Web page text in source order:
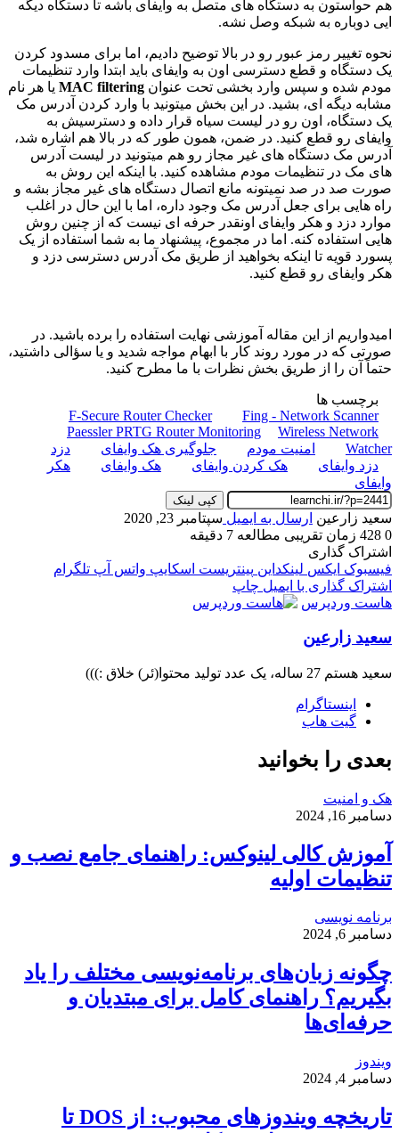
هم حواستون به دستگاه های متصل به وایفای باشه تا دستگاه دیگه
ایی دوباره به شبکه وصل نشه.
نحوه تغییر رمز عبور رو در بالا توضیح دادیم، اما برای مسدود کردن
یک دستگاه و قطع دسترسی اون به وایفای باید ابتدا وارد تنظیمات
مودم شده و سپس وارد بخشی تحت عنوان MAC filtering یا هر نام
مشابه دیگه ای، بشید. در این بخش میتونید با وارد کردن آدرس مک
یک دستگاه، اون رو در لیست سیاه قرار داده و دسترسیش به
وایفای رو قطع کنید. در ضمن، همون طور که در بالا هم اشاره شد،
آدرس مک دستگاه های غیر مجاز رو هم میتونید در لیست آدرس
های مک در تنظیمات مودم مشاهده کنید. با اینکه این روش به
صورت صد در صد نمیتونه مانع اتصال دستگاه های غیر مجاز بشه و
راه هایی برای جعل آدرس مک وجود داره، اما با این حال در اغلب
موارد دزد و هکر وایفای اونقدر حرفه ای نیست که از چنین روش
هایی استفاده کنه. اما در مجموع، پیشنهاد ما به شما استفاده از یک
پسورد قویه تا اینکه بخواهید از طریق مک آدرس دسترسی دزد و
هکر وایفای رو قطع کنید.
امیدواریم از این مقاله آموزشی نهایت استفاده را برده باشید. در
صورتی که در مورد روند کار با ابهام مواجه شدید و یا سؤالی داشتید،
حتماً آن را از طریق بخش نظرات با ما مطرح کنید.
برچسب ها
F-Secure Router Checker
Fing - Network Scanner
Paessler PRTG Router Monitoring
Wireless Network
Watcher
امنیت مودم جلوگیری هک وایفای
دزد
دزد وایفای
هک کردن وایفای هک وایفای
هکر
وایفای
کپی لینک
سعید زارعین ارسال به ایمیل سپتامبر 23, 2020
0
زمان تقریبی مطالعه 7 دقیقه
اشتراک گذاری
فیسبوک ایکس لینکداین پینتریست اسکایپ واتس آپ تلگرام
اشتراک گذاری با ایمیل چاپ
هاست وردپرس
سعید زارعین
سعید هستم 27 ساله، یک عدد تولید محتوا(ئر) خلاق :)))
اینستاگرام
گیت ‌هاب
بعدی را بخوانید
هک و امنیت
دسامبر 16, 2024
آموزش کالی لینوکس: راهنمای جامع نصب و
تنظیمات اولیه
برنامه نویسی
دسامبر 6, 2024
چگونه زبان‌های برنامه‌نویسی مختلف را یاد
بگیریم؟ راهنمای کامل برای مبتدیان و
حرفه‌ای‌ها
ویندوز
دسامبر 4, 2024
تاریخچه ویندوزهای محبوب: از DOS تا